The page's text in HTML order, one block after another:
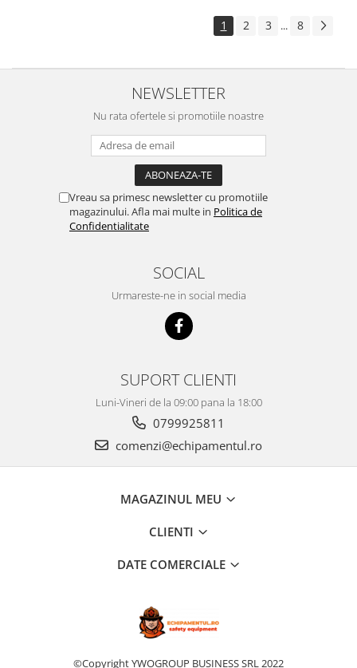
1 2 3 ... 8
NEWSLETTER
Nu rata ofertele si promotiile noastre
Vreau sa primesc newsletter cu promotiile
magazinului. Afla mai multe in Politica de
Confidentialitate
SOCIAL
Urmareste-ne in social media
SUPORT CLIENTI
Luni-Vineri de la 09:00 pana la 18:00
0799925811
comenzi@echipamentul.ro
MAGAZINUL MEU
CLIENTI
DATE COMERCIALE
©Copyright YWOGROUP BUSINESS SRL 2022